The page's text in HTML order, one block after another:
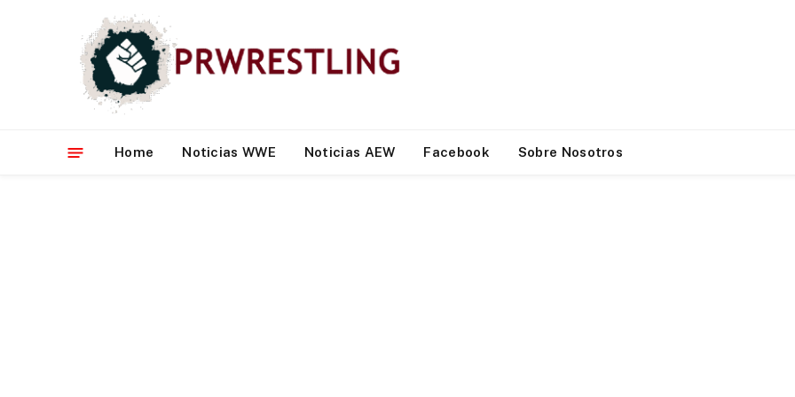
Home Noticias WWE Noticias AEW Facebook Sobre Nosotros